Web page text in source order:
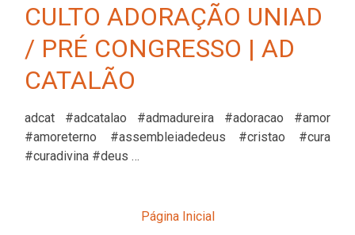
CULTO ADORAÇÃO UNIAD
/ PRÉ CONGRESSO | AD
CATALÃO
adcat #adcatalao #admadureira #adoracao #amor
#amoreterno #assembleiadedeus #cristao #cura
#curadivina #deus …
Página Inicial